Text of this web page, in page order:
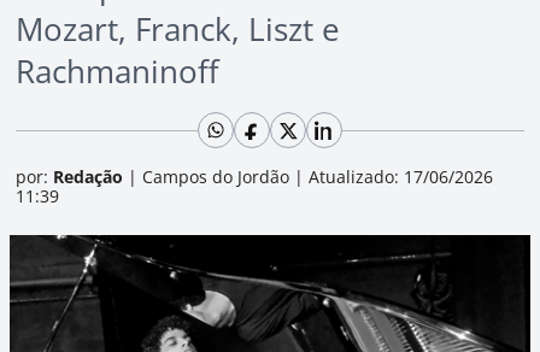
Mozart, Franck, Liszt e
Rachmaninoff
por: Redação | Campos do Jordão | Atualizado: 17/06/2026
11:39